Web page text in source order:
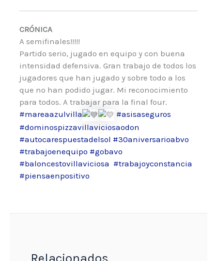
CRÓNICA
A semifinales!!!!!
Partido serio, jugado en equipo y con buena
intensidad defensiva. Gran trabajo de todos los
jugadores que han jugado y sobre todo a los
que no han podido jugar. Mi reconocimiento
para todos. A trabajar para la final four.
#mareaazulvilla
#asisaseguros
#dominospizzavillaviciosaodon
#autocarespuestadelsol #30aniversarioabvo
#trabajoenequipo #gobavo
#baloncestovillaviciosa #trabajoyconstancia
#piensaenpositivo